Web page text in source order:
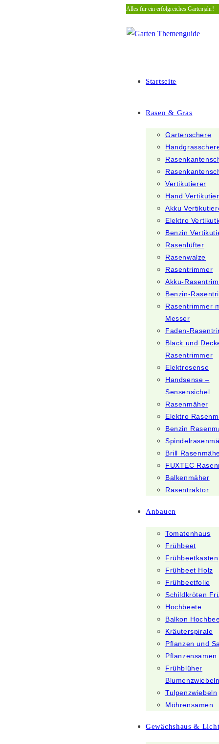
Zum
springen
Alles für ein erfolgreiches Gartenjahr!
Startseite
Rasen & Gras
Gartenschere
Vertikutierer
Hand
Akku
Elektro
Benzin
Rasenlüfter
Rasenwalze
Rasentrimmer
Akku-
Benzin-
Rasentrimmer
Messer
Faden-
Black und
Rasentrimmer
Elektrosense
Handsense –
Sensensichel
Rasenmäher
Elektro
Benzin
Brill
FUXTEC
Balkenmäher
Rasentraktor
Anbauen
Tomatenhaus
Frühbeet
Frühbeetkasten
Frühbeet Holz
Frühbeetfolie
Schildkröten
Hochbeete
Balkon
Kräuterspirale
Pflanzen und
Pflanzensamen
Frühblüher
Blumenzwiebeln
Tulpenzwiebeln
Möhrensamen
Gewächshaus & Licht